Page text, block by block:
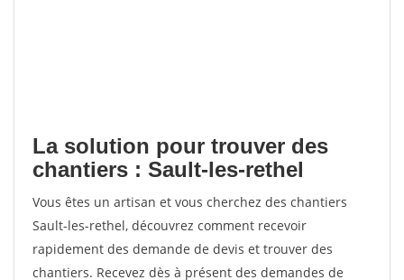
La solution pour trouver des
chantiers : Sault-les-rethel
Vous êtes un artisan et vous cherchez des chantiers
Sault-les-rethel, découvrez comment recevoir
rapidement des demande de devis et trouver des
chantiers. Recevez dès à présent des demandes de